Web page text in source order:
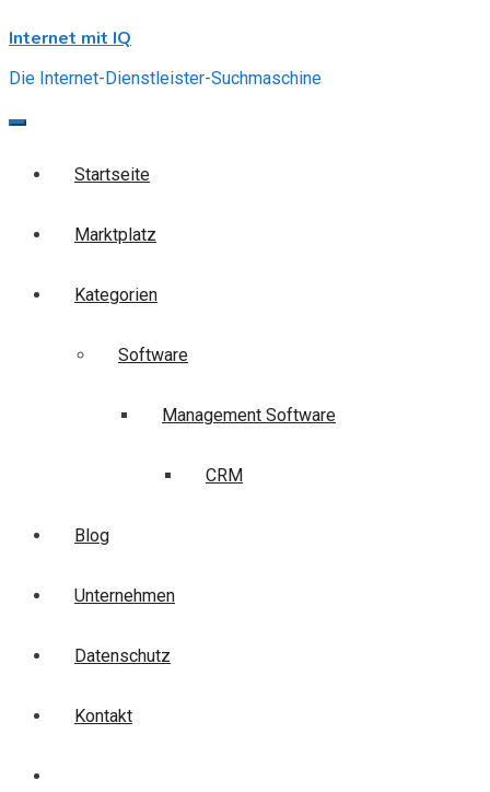
to
Internet mit IQ
Die Internet-Dienstleister-Suchmaschine
Startseite
Marktplatz
Kategorien
Software
Management Software
CRM
Blog
Unternehmen
Datenschutz
Kontakt